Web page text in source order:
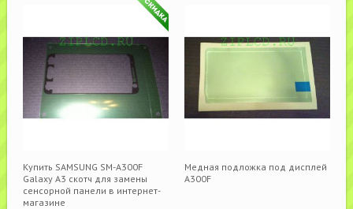
Купить SAMSUNG SM-A300F
Galaxy A3 скотч для замены
сенсорной панели в интернет-
магазине
Медная подложка под дисплей
A300F